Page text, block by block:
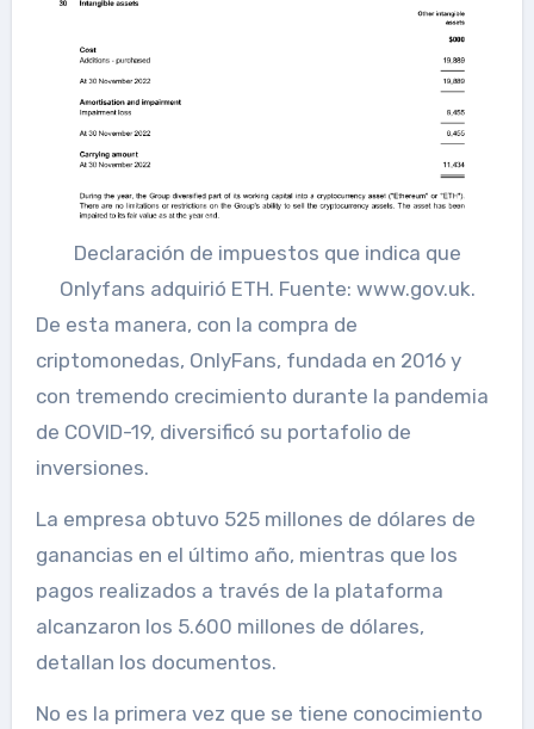
Declaración de impuestos que indica que
Onlyfans adquirió ETH. Fuente: www.gov.uk.
De esta manera, con la compra de
criptomonedas, OnlyFans, fundada en 2016 y
con tremendo crecimiento durante la pandemia
de COVID-19, diversificó su portafolio de
inversiones.
La empresa obtuvo 525 millones de dólares de
ganancias en el último año, mientras que los
pagos realizados a través de la plataforma
alcanzaron los 5.600 millones de dólares,
detallan los documentos.
No es la primera vez que se tiene conocimiento